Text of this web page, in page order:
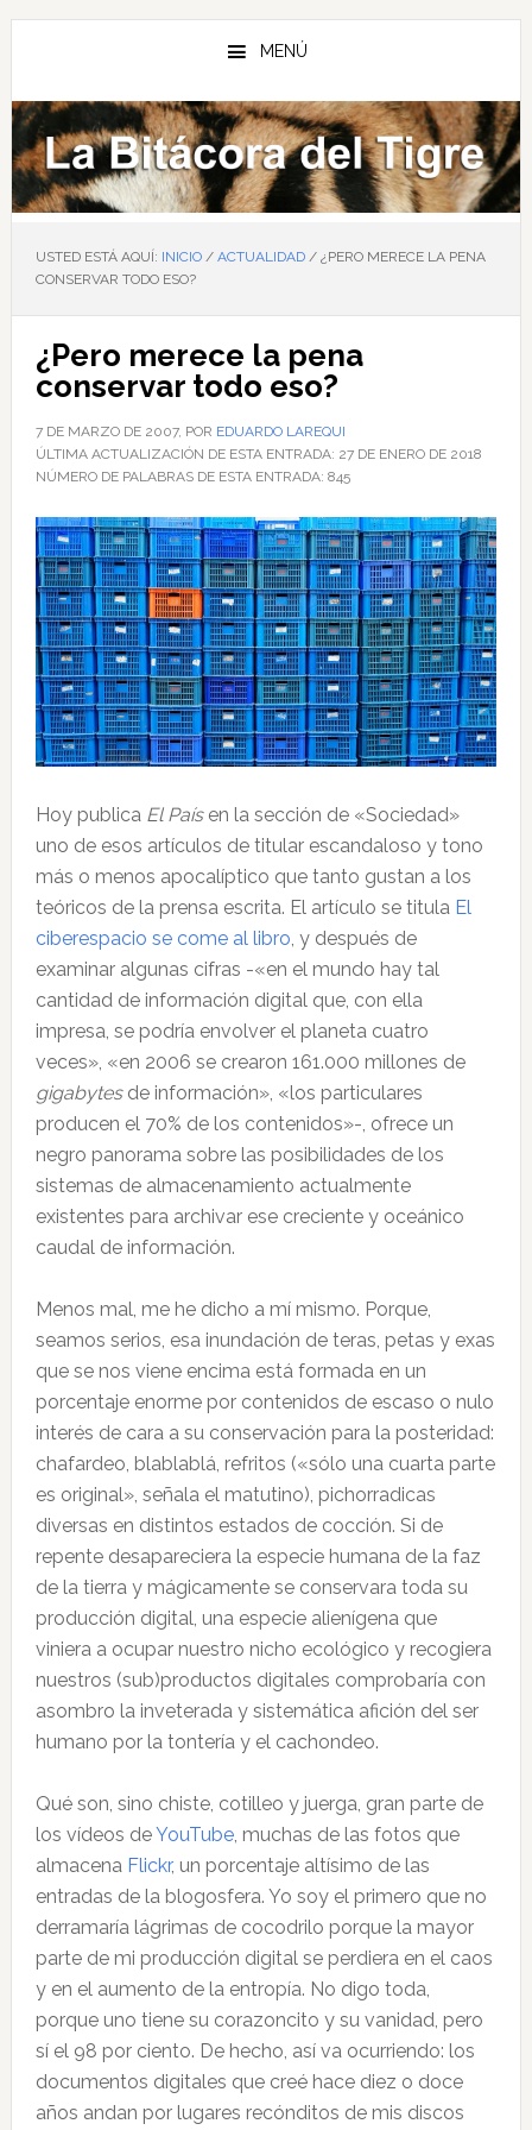
Saltar
principal
Saltar
barra
lateral
principal
Saltar
de
página
MENÚ
USTED ESTÁ AQUÍ: INICIO / ACTUALIDAD /¿PERO MERECE LA PENA
CONSERVAR TODO ESO?
¿Pero merece la pena
conservar todo eso?
7 DE MARZO DE 2007, POR EDUARDO LAREQUI
ÚLTIMA ACTUALIZACIÓN DE ESTA ENTRADA: 27 DE ENERO DE 2018
NÚMERO DE PALABRAS DE ESTA ENTRADA: 845
Hoy publica El Paísen la sección de «Sociedad»
uno de esos artículos de titular escandaloso y tono
más o menos apocalíptico que tanto gustan a los
teóricos de la prensa escrita. El artículo se titula El
ciberespacio se come al libro , y después de
examinar algunas cifras -«en el mundo hay tal
cantidad de información digital que, con ella
impresa, se podría envolver el planeta cuatro
veces», «en 2006 se crearon 161.000 millones de
gigabytesde información», «los particulares
producen el 70% de los contenidos»-, ofrece un
negro panorama sobre las posibilidades de los
sistemas de almacenamiento actualmente
existentes para archivar ese creciente y oceánico
caudal de información.
Menos mal, me he dicho a mí mismo. Porque,
seamos serios, esa inundación de teras, petas y exas
que se nos viene encima está formada en un
porcentaje enorme por contenidos de escaso o nulo
interés de cara a su conservación para la posteridad:
chafardeo, blablablá, refritos («sólo una cuarta parte
es original», señala el matutino), pichorradicas
diversas en distintos estados de cocción. Si de
repente desapareciera la especie humana de la faz
de la tierra y mágicamente se conservara toda su
producción digital, una especie alienígena que
viniera a ocupar nuestro nicho ecológico y recogiera
nuestros (sub)productos digitales comprobaría con
asombro la inveterada y sistemática afición del ser
humano por la tontería y el cachondeo.
Qué son, sino chiste, cotilleo y juerga, gran parte de
los vídeos deYouTube, muchas de las fotos que
almacena Flickr, un porcentaje altísimo de las
entradas de la blogosfera. Yo soy el primero que no
derramaría lágrimas de cocodrilo porque la mayor
parte de mi producción digital se perdiera en el caos
y en el aumento de la entropía. No digo toda,
porque uno tiene su corazoncito y su vanidad, pero
sí el 98 por ciento. De hecho, así va ocurriendo: los
documentos digitales que creé hace diez o doce
años andan por lugares recónditos de mis discos